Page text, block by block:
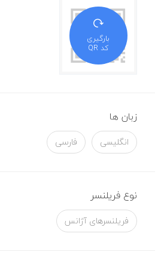
بارگیری
کد QR
زبان ها
انگلیسی فارسی
نوع فریلنسر
فریلنسرهای آژانس